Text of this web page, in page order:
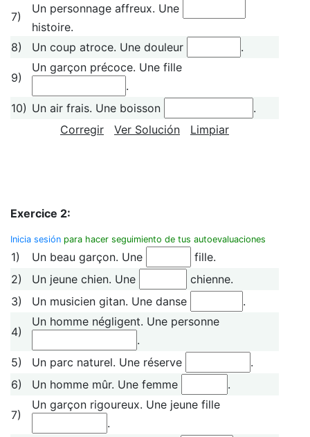
7)
Un personnage affreux. Une
histoire.
8)
Un coup atroce. Une douleur .
9)
Un garçon précoce. Une fille
.
10) Un air frais. Une boisson
.
Corregir
Ver Solución Limpiar
Exercice 2:
Inicia sesión para hacer seguimiento de tus autoevaluaciones
1) Un beau garçon. Une
fille.
2)
Un jeune chien. Une
chienne.
3)
Un musicien gitan. Une danse .
4)
Un homme négligent. Une personne
.
5)
Un parc naturel. Une réserve
.
6)
Un homme mûr. Une femme .
7)
Un garçon rigoureux. Une jeune fille
.